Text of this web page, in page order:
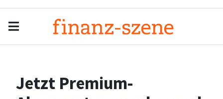
Jetzt Premium-